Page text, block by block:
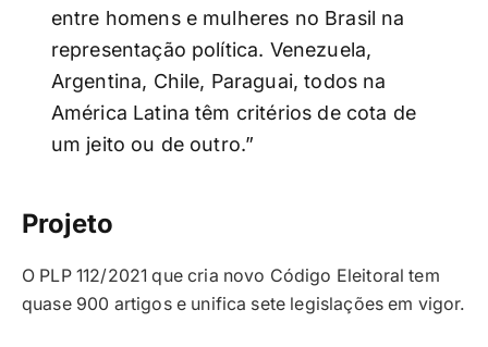
entre homens e mulheres no Brasil na
representação política. Venezuela,
Argentina, Chile, Paraguai, todos na
América Latina têm critérios de cota de
um jeito ou de outro.”
Projeto
O PLP 112/2021 que cria novo Código Eleitoral tem
quase 900 artigos e unifica sete legislações em vigor.